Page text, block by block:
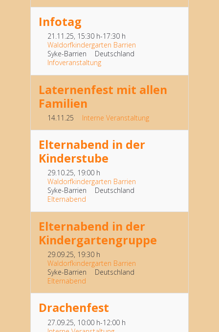
Infotag
21.11.25, 15:30 h-17:30 h
Waldorfkindergarten Barrien
Syke-Barrien
Deutschland
Infoveranstaltung
Laternenfest mit allen
Familien
14.11.25 Interne Veranstaltung
Elternabend in der
Kinderstube
29.10.25, 19:00 h
Waldorfkindergarten Barrien
Syke-Barrien
Deutschland
Elternabend
Elternabend in der
Kindergartengruppe
29.09.25, 19:30 h
Waldorfkindergarten Barrien
Syke-Barrien
Deutschland
Elternabend
Drachenfest
27.09.25, 10:00 h-12:00 h